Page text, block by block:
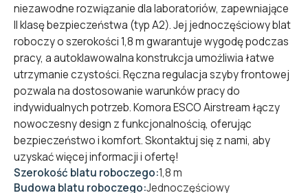
niezawodne rozwiązanie dla laboratoriów, zapewniające
II klasę bezpieczeństwa (typ A2). Jej jednoczęściowy blat
roboczy o szerokości 1,8 m gwarantuje wygodę podczas
pracy, a autoklawowalna konstrukcja umożliwia łatwe
utrzymanie czystości. Ręczna regulacja szyby frontowej
pozwala na dostosowanie warunków pracy do
indywidualnych potrzeb. Komora ESCO Airstream łączy
nowoczesny design z funkcjonalnością, oferując
bezpieczeństwo i komfort. Skontaktuj się z nami, aby
uzyskać więcej informacji i ofertę!
Szerokość blatu roboczego:1,8 m
Budowa blatu roboczego:Jednoczęściowy